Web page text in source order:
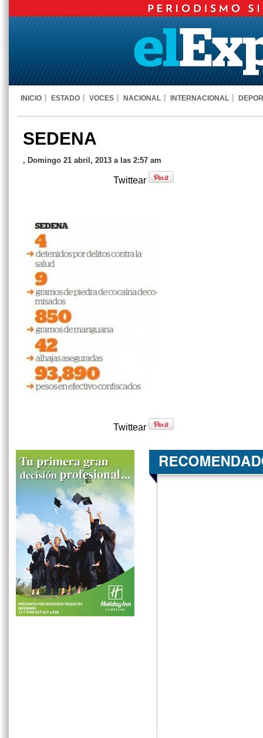
INICIO ESTADO VOCES NACIONAL INTERNACIONAL
SEDENA
, Domingo 21 abril, 2013 a las 2:57 am
Twittear
Twittear